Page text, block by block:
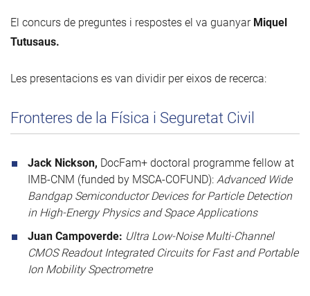
El concurs de preguntes i respostes el va guanyar Miquel
Tutusaus.
Les presentacions es van dividir per eixos de recerca:
Fronteres de la Física i Seguretat Civil
Jack Nickson, DocFam+ doctoral programme fellow at
IMB-CNM (funded by MSCA-COFUND): Advanced Wide
Bandgap Semiconductor Devices for Particle Detection
in High-Energy Physics and Space Applications
Juan Campoverde: Ultra Low-Noise Multi-Channel
CMOS Readout Integrated Circuits for Fast and Portable
Ion Mobility Spectrometre